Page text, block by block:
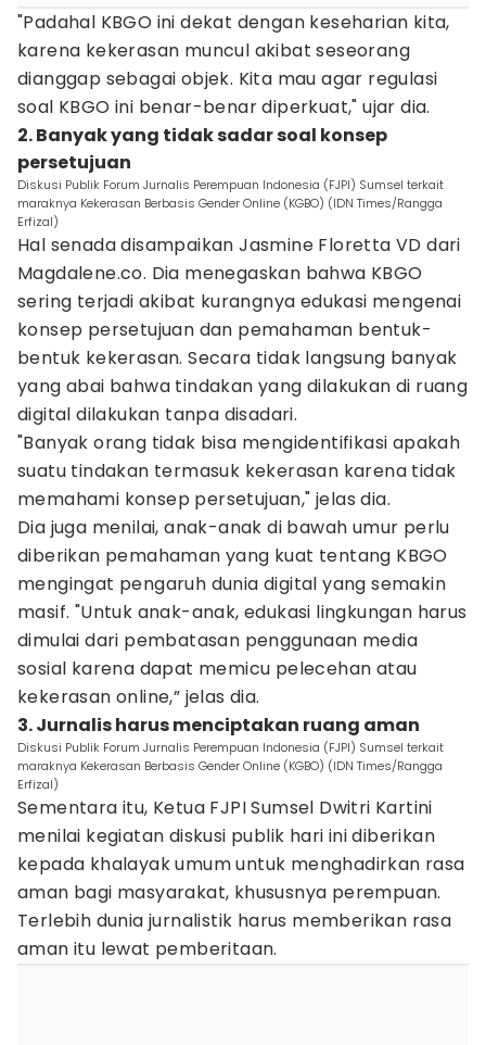
"Padahal KBGO ini dekat dengan keseharian kita,
karena kekerasan muncul akibat seseorang
dianggap sebagai objek. Kita mau agar regulasi
soal KBGO ini benar-benar diperkuat," ujar dia.
2. Banyak yang tidak sadar soal konsep
persetujuan
Diskusi Publik Forum Jurnalis Perempuan Indonesia (FJPI) Sumsel terkait
maraknya Kekerasan Berbasis Gender Online (KGBO) (IDN Times/Rangga
Erfizal)
Hal senada disampaikan Jasmine Floretta VD dari
Magdalene.co. Dia menegaskan bahwa KBGO
sering terjadi akibat kurangnya edukasi mengenai
konsep persetujuan dan pemahaman bentuk-
bentuk kekerasan. Secara tidak langsung banyak
yang abai bahwa tindakan yang dilakukan di ruang
digital dilakukan tanpa disadari.
"Banyak orang tidak bisa mengidentifikasi apakah
suatu tindakan termasuk kekerasan karena tidak
memahami konsep persetujuan," jelas dia.
Dia juga menilai, anak-anak di bawah umur perlu
diberikan pemahaman yang kuat tentang KBGO
mengingat pengaruh dunia digital yang semakin
masif. "Untuk anak-anak, edukasi lingkungan harus
dimulai dari pembatasan penggunaan media
sosial karena dapat memicu pelecehan atau
kekerasan online,” jelas dia.
3. Jurnalis harus menciptakan ruang aman
Diskusi Publik Forum Jurnalis Perempuan Indonesia (FJPI) Sumsel terkait
maraknya Kekerasan Berbasis Gender Online (KGBO) (IDN Times/Rangga
Erfizal)
Sementara itu, Ketua FJPI Sumsel Dwitri Kartini
menilai kegiatan diskusi publik hari ini diberikan
kepada khalayak umum untuk menghadirkan rasa
aman bagi masyarakat, khususnya perempuan.
Terlebih dunia jurnalistik harus memberikan rasa
aman itu lewat pemberitaan.